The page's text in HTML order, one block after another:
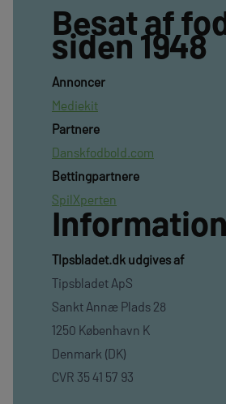
Besat af
siden 1948
Annoncer
Mediekit
Partnere
Danskfodbold.com
Bettingpartnere
SpilXperten
Information
TIpsbladet.dk udgives af
Tipsbladet ApS
Sankt Annæ Plads 28
1250 København K
Denmark (DK)
CVR 35 41 57 93